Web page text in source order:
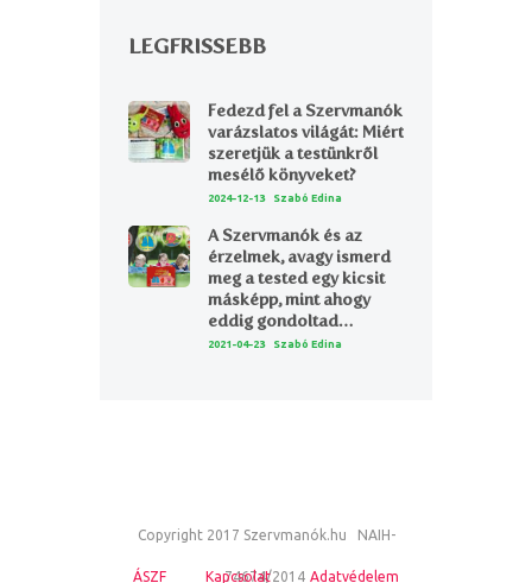
LEGFRISSEBB
Fedezd fel a Szervmanók
varázslatos világát: Miért
szeretjük a testünkről
mesélő könyveket?
2024-12-13 Szabó Edina
A Szervmanók és az
érzelmek, avagy ismerd
meg a tested egy kicsit
másképp, mint ahogy
eddig gondoltad…
2021-04-23 Szabó Edina
Copyright 2017 Szervmanók.hu NAIH-
74674/2014
ÁSZF Kapcsolat Adatvédelem